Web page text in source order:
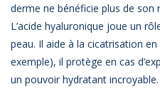
derme ne bénéficie plus de son
L’acide hyaluronique joue un
peau. Il aide à la cicatrisation en
exemple), il protège en cas
un pouvoir hydratant